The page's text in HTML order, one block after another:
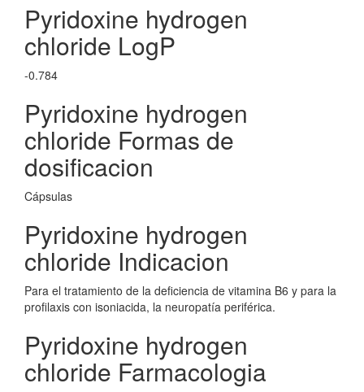
Pyridoxine hydrogen
chloride LogP
-0.784
Pyridoxine hydrogen
chloride Formas de
dosificacion
Cápsulas
Pyridoxine hydrogen
chloride Indicacion
Para el tratamiento de la deficiencia de vitamina B6 y para la
profilaxis con isoniacida, la neuropatía periférica.
Pyridoxine hydrogen
chloride Farmacologia